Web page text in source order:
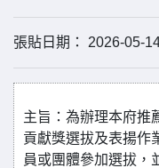
張貼日期： 2026-05-
主旨：為辦理本府推
貢獻獎選拔及表揚作
員或團體參加選拔，